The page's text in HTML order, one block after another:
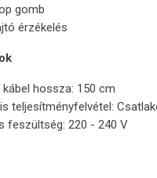
gomb
érzékelés
kábel hossza: 150 cm
teljesítményfelvétel:
feszültség: 220 - 240 V